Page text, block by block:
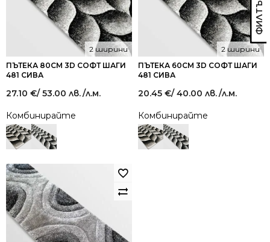
ПЪТЕКА 80СМ 3D СОФТ ШАГИ
481 СИВА
2 ширини
27.10 €/ 53.00 лв./л.м.
Комбинирайте
ПЪТЕКА 60СМ 3D СОФТ ШАГИ
481 СИВА
2 ширини
20.45 €/ 40.00 лв./л.м.
Комбинирайте